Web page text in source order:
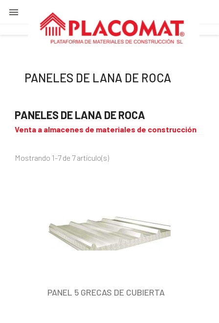

PANELES DE LANA DE ROCA
PANELES DE LANA DE ROCA
Venta a almacenes de materiales de construcción
Mostrando 1-7 de 7 artículo(s)
PANEL 5 GRECAS DE CUBIERTA